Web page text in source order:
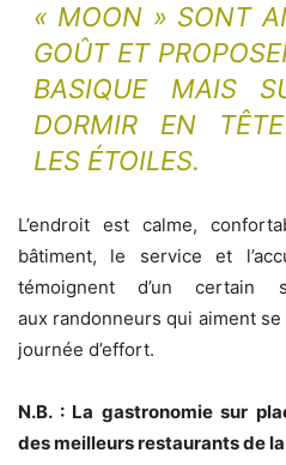
« MOON » SONT
GOÛT ET
BASIQUE MAIS
DORMIR EN
LES ÉTOILES.
L’endroit est calme,
bâtiment, le service et
témoignent d’un certain
aux randonneurs qui aiment
journée d’effort.
N.B. : La gastronomie sur
des meilleurs restaurants de